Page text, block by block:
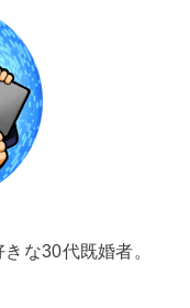
な30代既婚者。